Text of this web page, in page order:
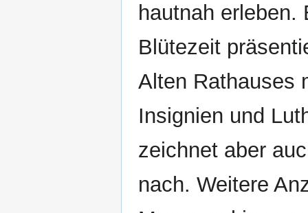
hautnah erleben.
Blütezeit
Alten Rathauses
Insignien und
zeichnet aber
nach. Weitere